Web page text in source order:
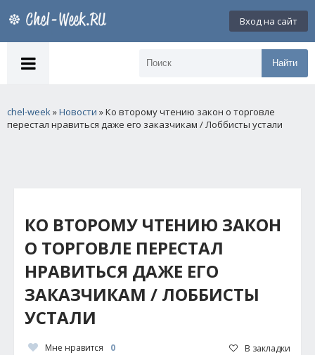
Вход на сайт
Найти
chel-week»Новости » Ко второму чтению закон о торговле
перестал нравиться даже его заказчикам / Лоббисты устали
КО ВТОРОМУ ЧТЕНИЮ ЗАКОН
О ТОРГОВЛЕ ПЕРЕСТАЛ
НРАВИТЬСЯ ДАЖЕ ЕГО
ЗАКАЗЧИКАМ / ЛОББИСТЫ
УСТАЛИ
Мне нравится 0 В закладки